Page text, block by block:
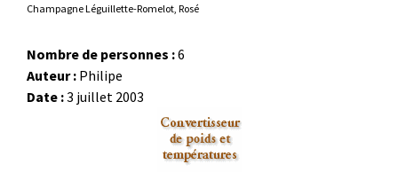
Champagne Léguillette-Romelot, Rosé
Nombre de personnes :6
Auteur : Philipe
Date :3 juillet 2003